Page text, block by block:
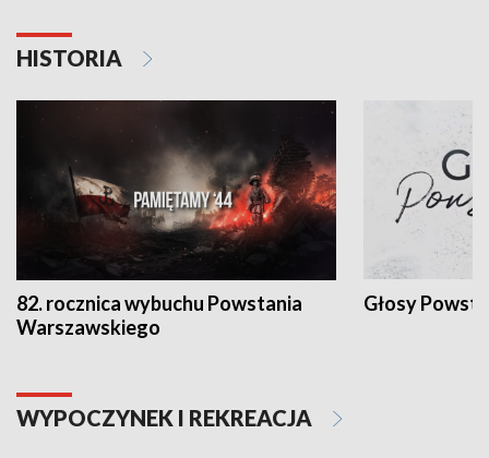
HISTORIA
82. rocznica wybuchu Powstania
Warszawskiego
Głosy
WYPOCZYNEK I REKREACJA